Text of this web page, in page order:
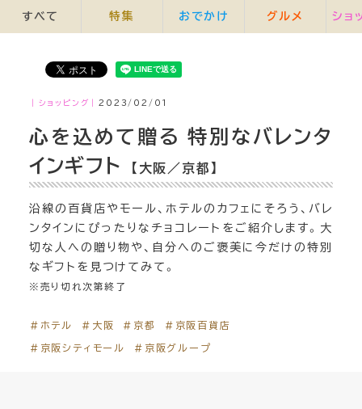
すべて 特集 おでかけ グルメ ショ
｜ショッピング｜2023/02/01
心を込めて贈る 特別なバレンタ
インギフト
【大阪／京都】
沿線の百貨店やモール、ホテルのカフェにそろう、バレ
ンタインにぴったりなチョコレートをご紹介します。大
切な人への贈り物や、自分へのご褒美に今だけの特別
なギフトを見つけてみて。
※売り切れ次第終了
＃ホテル ＃大阪 ＃京都
＃京阪百貨店
＃京阪シティモール
＃京阪グループ